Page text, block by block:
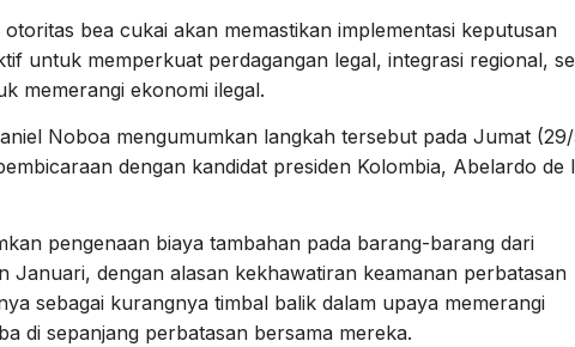
bea cukai akan memastikan implementasi keputusan
untuk memperkuat perdagangan legal, integrasi regional,
memerangi ekonomi ilegal.
Noboa mengumumkan langkah tersebut pada Jumat
dengan kandidat presiden Kolombia, Abelardo de
pengenaan biaya tambahan pada barang-barang dari
Januari, dengan alasan kekhawatiran keamanan perbatasan
sebagai kurangnya timbal balik dalam upaya memerangi
di sepanjang perbatasan bersama mereka.